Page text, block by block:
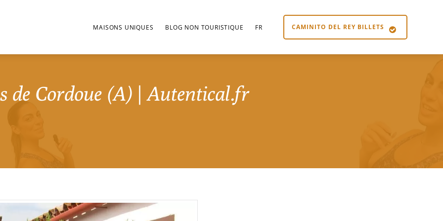
CAMINITO DEL REY BILLETS
MAISONS UNIQUES BLOG NON TOURISTIQUE FR
de Cordoue (A) | Autentical.fr